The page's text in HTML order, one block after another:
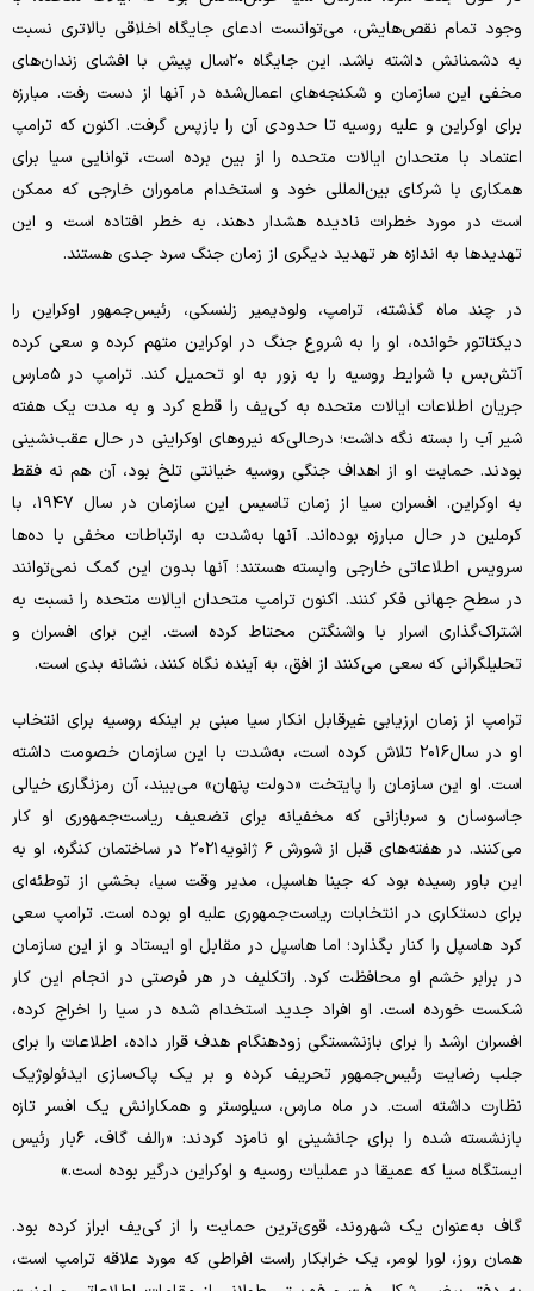
وجود تمام نقص‌هایش، می‌توانست ادعای جایگاه اخلاقی بالاتری نسبت
به دشمنانش داشته باشد. این جایگاه ۲۰سال پیش با افشای زندان‌های
مخفی این سازمان و شکنجه‌های اعمال‌شده در آنها از دست رفت. مبارزه
برای اوکراین و علیه روسیه تا حدودی آن را بازپس گرفت. اکنون که ترامپ
اعتماد با متحدان ایالات متحده را از بین برده است، توانایی سیا برای
همکاری با شرکای بین‌المللی خود و استخدام ماموران خارجی که ممکن
است در مورد خطرات نادیده هشدار دهند، به خطر افتاده است و این
تهدیدها به اندازه هر تهدید دیگری از زمان جنگ سرد جدی هستند.
در چند ماه گذشته، ترامپ، ولودیمیر زلنسکی، رئیس‌جمهور اوکراین را
دیکتاتور خوانده، او را به شروع جنگ در اوکراین متهم کرده و سعی کرده
آتش‌بس با شرایط روسیه را به زور به او تحمیل کند. ترامپ در ۵مارس
جریان اطلاعات ایالات متحده به کی‌یف را قطع کرد و به مدت یک هفته
شیر آب را بسته نگه داشت؛ درحالی‌که نیروهای اوکراینی در حال عقب‌نشینی
بودند. حمایت او از اهداف جنگی روسیه خیانتی تلخ بود، آن هم نه فقط
به اوکراین. افسران سیا از زمان تاسیس این سازمان در سال ۱۹۴۷، با
کرملین در حال مبارزه بوده‌اند. آنها به‌شدت به ارتباطات مخفی با ده‌ها
سرویس اطلاعاتی خارجی وابسته هستند؛ آنها بدون این کمک نمی‌توانند
در سطح جهانی فکر کنند. اکنون ترامپ متحدان ایالات متحده را نسبت به
اشتراک‌گذاری اسرار با واشنگتن محتاط کرده است. این برای افسران و
تحلیلگرانی که سعی می‌کنند از افق، به آینده نگاه کنند، نشانه بدی است.
ترامپ از زمان ارزیابی غیرقابل انکار سیا مبنی بر اینکه روسیه برای انتخاب
او در سال۲۰۱۶ تلاش کرده است، به‌شدت با این سازمان خصومت داشته
است. او این سازمان را پایتخت «دولت پنهان» می‌بیند، آن رمزنگاری خیالی
جاسوسان و سربازانی که مخفیانه برای تضعیف ریاست‌جمهوری او کار
می‌کنند. در هفته‌های قبل از شورش ۶ ژانویه۲۰۲۱ در ساختمان کنگره، او به
این باور رسیده بود که جینا هاسپل، مدیر وقت سیا، بخشی از توطئه‌ای
برای دستکاری در انتخابات ریاست‌جمهوری علیه او بوده است. ترامپ سعی
کرد هاسپل را کنار بگذارد؛ اما هاسپل در مقابل او ایستاد و از این سازمان
در برابر خشم او محافظت کرد. راتکلیف در هر فرصتی در انجام این کار
شکست خورده است. او افراد جدید استخدام شده در سیا را اخراج کرده،
افسران ارشد را برای بازنشستگی زودهنگام هدف قرار داده، اطلاعات را برای
جلب رضایت رئیس‌جمهور تحریف کرده و بر یک پاک‌سازی ایدئولوژیک
نظارت داشته است. در ماه مارس، سیلوستر و همکارانش یک افسر تازه
بازنشسته شده را برای جانشینی او نامزد کردند: «رالف گاف، ۶بار رئیس
ایستگاه سیا که عمیقا در عملیات روسیه و اوکراین درگیر بوده است.»
گاف به‌عنوان یک شهروند، قوی‌ترین حمایت را از کی‌یف ابراز کرده بود.
همان روز، لورا لومر، یک خرابکار راست افراطی که مورد علاقه ترامپ است،